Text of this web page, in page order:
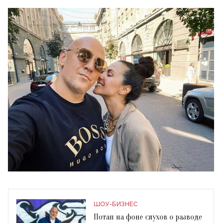
ШОУ-БИЗНЕС
Потап на фоне слухов о разводе